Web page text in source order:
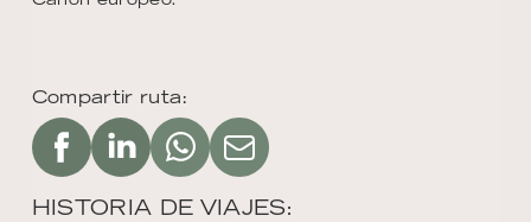
Compartir ruta:
HISTORIA DE VIAJES: